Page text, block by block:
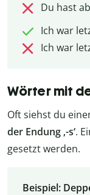
Du hast
Ich war
Ich war
Wörter mit
Oft siehst du
der Endung ‚-s‘.
gesetzt werden.
Beispiel: